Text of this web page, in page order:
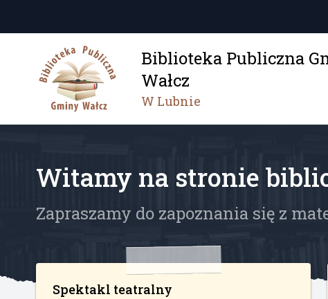
Biblioteka Publiczna
Wałcz
W Lubnie
Witamy na stronie
Zapraszamy do zapoznania się z
Spektakl teatralny